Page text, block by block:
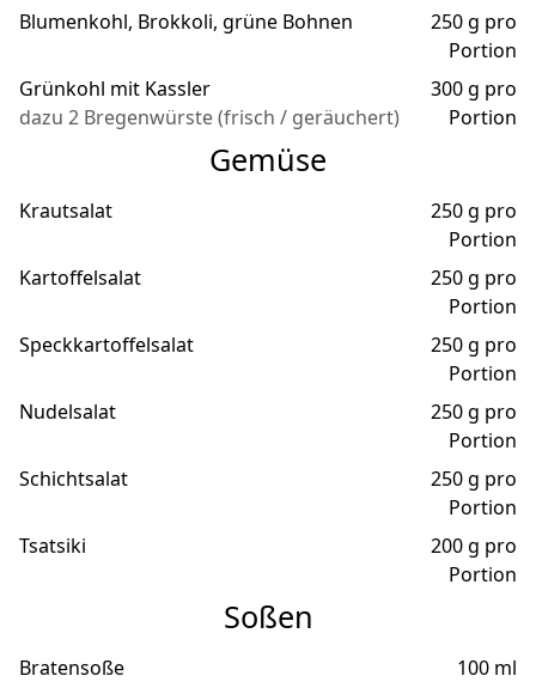
Blumenkohl, Brokkoli, grüne Bohnen
250 g pro
Portion
Grünkohl mit Kassler
dazu 2 Bregenwürste (frisch / geräuchert)
300 g pro
Portion
Gemüse
Krautsalat
250 g pro
Portion
Kartoffelsalat
250 g pro
Portion
Speckkartoffelsalat
250 g pro
Portion
Nudelsalat
250 g pro
Portion
Schichtsalat
250 g pro
Portion
Tsatsiki
200 g pro
Portion
Soßen
Bratensoße
100 ml